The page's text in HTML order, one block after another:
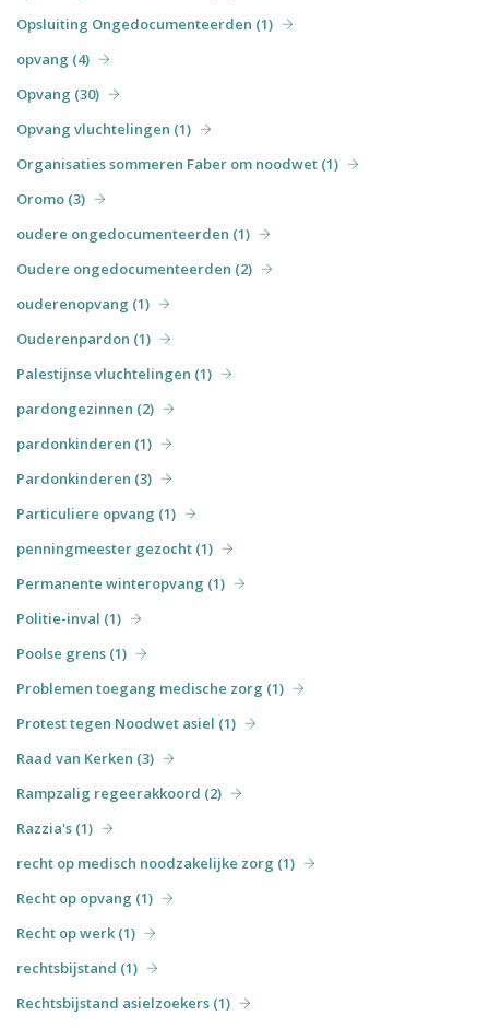
Opsluiting Ongedocumenteerden (1)
opvang (4)
Opvang (30)
Opvang vluchtelingen (1)
Organisaties sommeren Faber om noodwet (1)
Oromo (3)
oudere ongedocumenteerden (1)
Oudere ongedocumenteerden (2)
ouderenopvang (1)
Ouderenpardon (1)
Palestijnse vluchtelingen (1)
pardongezinnen (2)
pardonkinderen (1)
Pardonkinderen (3)
Particuliere opvang (1)
penningmeester gezocht (1)
Permanente winteropvang (1)
Politie-inval (1)
Poolse grens (1)
Problemen toegang medische zorg (1)
Protest tegen Noodwet asiel (1)
Raad van Kerken (3)
Rampzalig regeerakkoord (2)
Razzia's (1)
recht op medisch noodzakelijke zorg (1)
Recht op opvang (1)
Recht op werk (1)
rechtsbijstand (1)
Rechtsbijstand asielzoekers (1)